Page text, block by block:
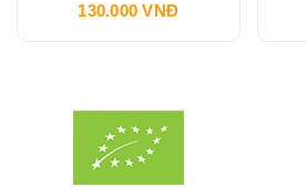
130.000 VNĐ